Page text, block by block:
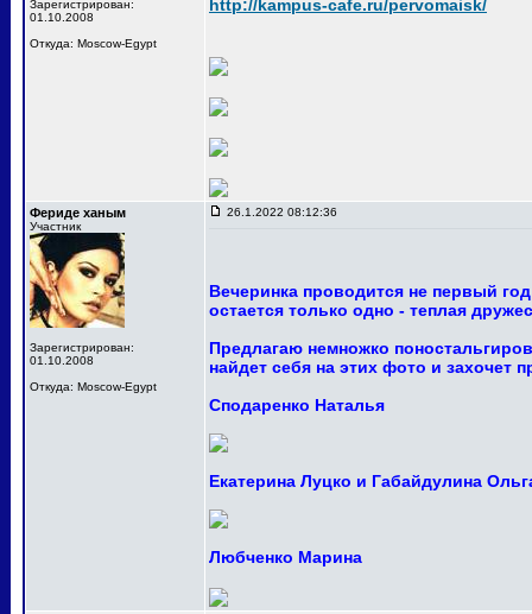
Зарегистрирован:
01.10.2008
Откуда: Moscow-Egypt
http://kampus-cafe.ru/pervomaisk/
Фериде ханым
Участник
Зарегистрирован:
01.10.2008
Откуда: Moscow-Egypt
26.1.2022 08:12:36
Вечеринка проводится не первый
остается только одно - теплая
Предлагаю немножко
найдет себя на этих фото и захочет
Сподаренко Наталья
Екатерина Луцко и Габайдулина
Любченко Марина